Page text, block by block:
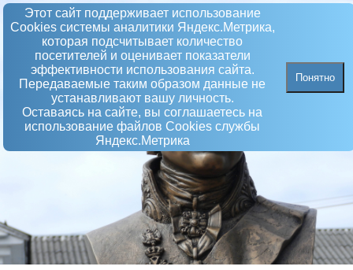
Этот сайт поддерживает использование
Сookies системы аналитики Яндекс.Метрика,
которая подсчитывает количество
посетителей и оценивает показатели
эффективности использования сайта.
Передаваемые таким образом данные не
устанавливают вашу личность.
Оставаясь на сайте, вы соглашаетесь на
использование файлов Сookies службы
Яндекс.Метрика
Понятно